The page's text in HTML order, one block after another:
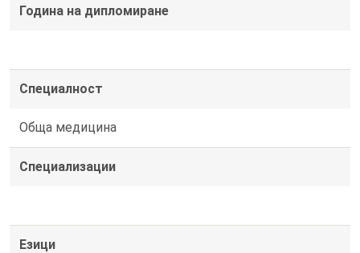
Година на дипломиране
Специалност
Обща медицина
Специализации
Езици